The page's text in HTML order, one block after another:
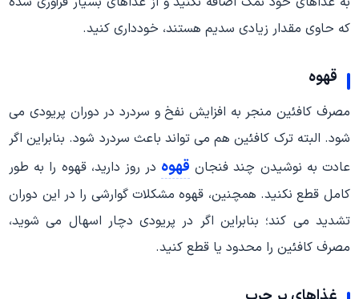
که حاوی مقدار زیادی سدیم هستند، خودداری کنید.
قهوه
مصرف کافئین منجر به افزایش نفخ و سردرد در دوران پریودی می
شود. البته ترک کافئین هم می تواند باعث سردرد شود. بنابراین اگر
عادت به نوشیدن چند فنجان قهوه در روز دارید، قهوه را به طور
کامل قطع نکنید. همچنین، قهوه مشکلات گوارشی را در این دوران
تشدید می کند؛ بنابراین اگر در پریودی دچار اسهال می شوید،
مصرف کافئین را محدود یا قطع کنید.